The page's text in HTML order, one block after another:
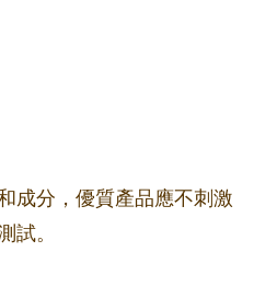
成分，優質產品應不刺激
試。